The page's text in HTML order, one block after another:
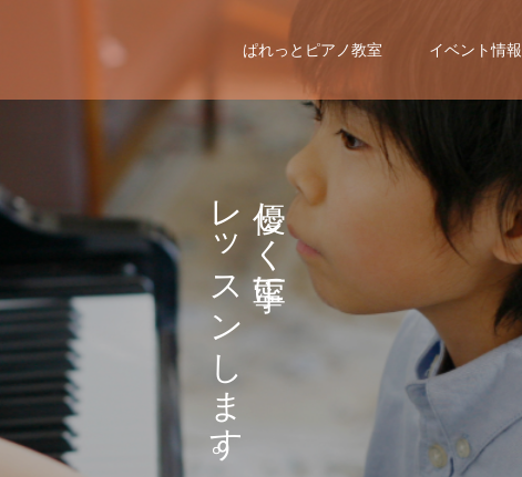
ぱれっとピアノ教室 イベント情報
し
く
に
レ
ッ
ス
ン
し
ま
す
。